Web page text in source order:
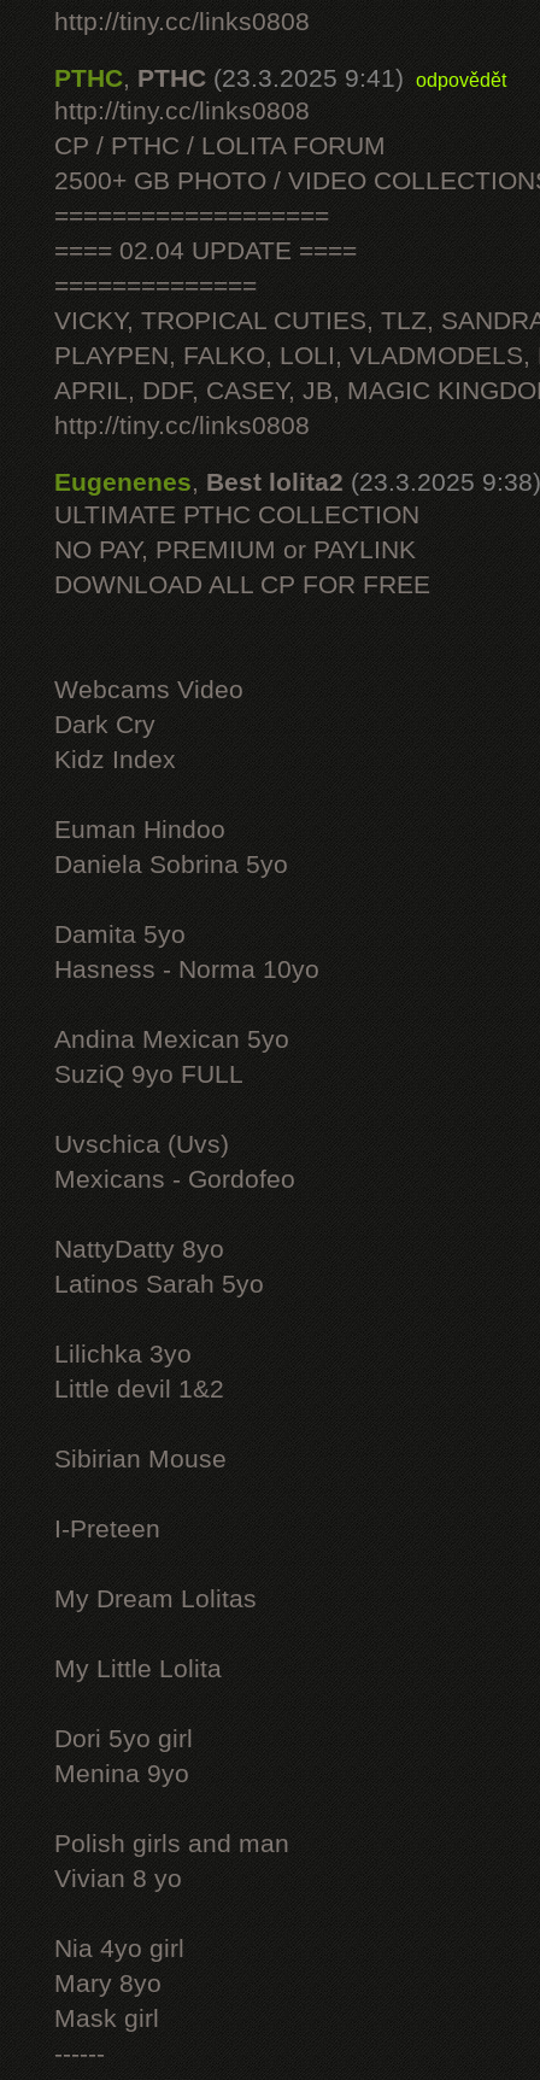
http://tiny.cc/links0808
PTHC, PTHC (23.3.2025 9:41) odpovědět
http://tiny.cc/links0808
CP / PTHC / LOLITA FORUM
2500+ GB PHOTO / VIDEO
===================
==== 02.04 UPDATE ====
==============
VICKY, TROPICAL CUTIES, TLZ,
PLAYPEN, FALKO, LOLI, VLADMODELS,
APRIL, DDF, CASEY, JB, MAGIC
http://tiny.cc/links0808
Eugenenes, Best lolita2 (23.3.2025 9:38)
ULTIMATE РТНС COLLECTION
NO PAY, PREMIUM or PAYLINK
DOWNLOAD ALL СР FOR FREE
Webcams Video
Dark Cry
Kidz Index
Euman Hindoo
Daniela Sobrina 5yo
Damita 5yo
Hasness - Norma 10yo
Andina Mexican 5yo
SuziQ 9yo FULL
Uvschica (Uvs)
Mexicans - Gordofeo
NattyDatty 8yo
Latinos Sarah 5yo
Lilichka 3yo
Little devil 1&2
Sibirian Mouse
I-Preteen
My Dream Lolitas
My Little Lolita
Dori 5yo girl
Menina 9yo
Polish girls and man
Vivian 8 yo
Nia 4yo girl
Mary 8yo
Mask girl
------